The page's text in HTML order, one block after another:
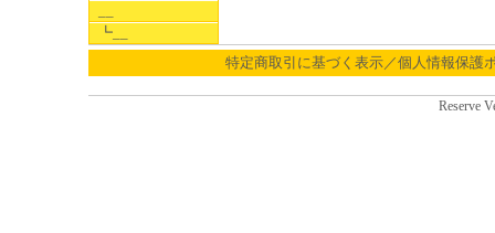
┗__
特定商取引に基づく表示／個人情報保護
Reserve